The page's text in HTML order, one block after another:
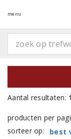
menu
Aantal resultaten:
producten per
sorteer op:
best